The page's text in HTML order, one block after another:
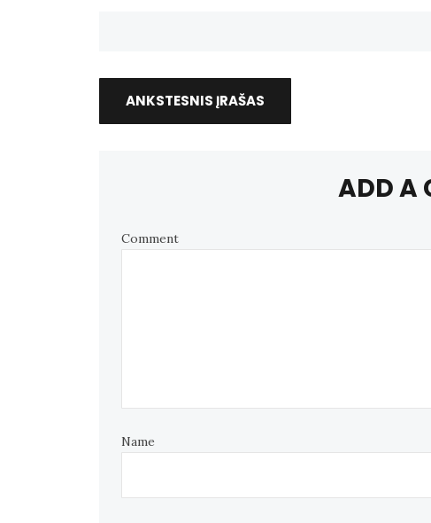
ANKSTESNIS ĮRAŠAS
ADD A
Comment
Name